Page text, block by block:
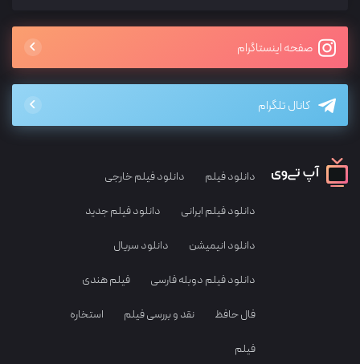
صفحه اینستاگرام
کانال تلگرام
دانلود فیلم دانلود فیلم خارجی
دانلود فیلم ایرانی دانلود فیلم جدید
دانلود انیمیشن دانلود سریال
دانلود فیلم دوبله فارسی فیلم هندی
فال حافظ نقد و بررسی فیلم استخاره
فیلم